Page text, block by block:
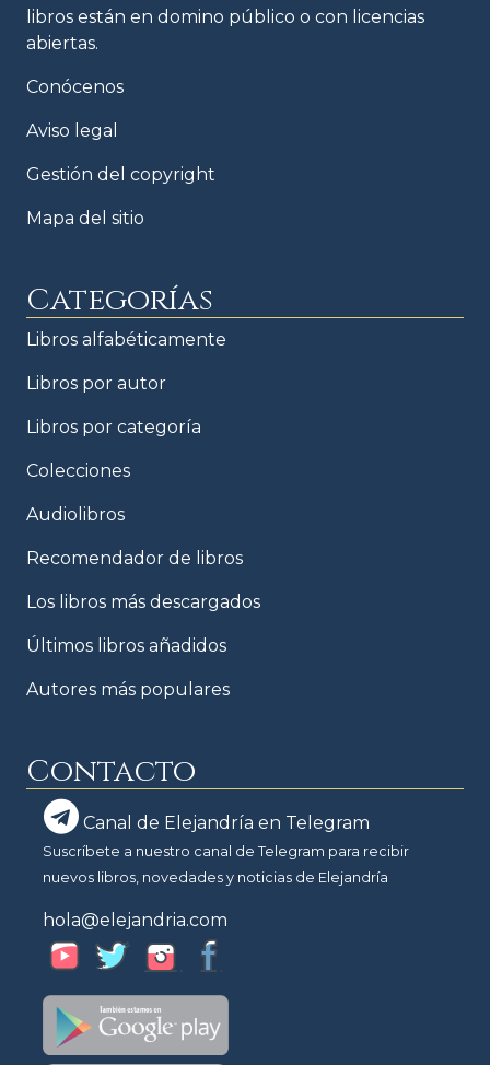
libros están en domino público o con licencias
abiertas.
Conócenos
Aviso legal
Gestión del copyright
Mapa del sitio
Categorías
Libros alfabéticamente
Libros por autor
Libros por categoría
Colecciones
Audiolibros
Recomendador de libros
Los libros más descargados
Últimos libros añadidos
Autores más populares
Contacto
Canal de Elejandría en Telegram
Suscríbete a nuestro canal de Telegram para recibir
nuevos libros, novedades y noticias de Elejandría
hola@elejandria.com